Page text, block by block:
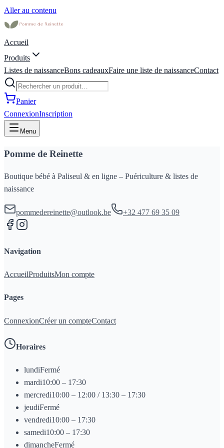
Aller au contenu
Accueil
Produits
Listes de naissanceBons cadeauxFaire une liste de naissanceContact
Panier
ConnexionInscription
Menu
Pomme de Reinette
Boutique bébé à Paliseul & en ligne – Puériculture & listes de
naissance
pommedereinette@outlook.be +32 477 69 35 09
Navigation
AccueilProduitsMon compte
Pages
ConnexionCréer un compteContact
Horaires
lundiFermé
mardi10:00 – 17:30
mercredi10:00 – 12:00 / 13:30 – 17:30
jeudiFermé
vendredi10:00 – 17:30
samedi10:00 – 17:30
dimancheFermé